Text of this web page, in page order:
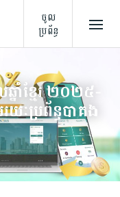
ចូល
ប្រព័ន្ធ
ាំខ្មែរ ២០២៥-
រយៈប្រព័ន្ធបាគង